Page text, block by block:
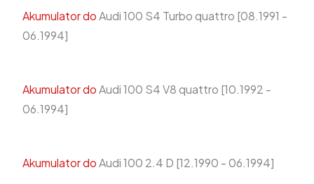
Akumulator doAudi 100 S4 Turbo quattro [08.1991 -
06.1994]
Akumulator doAudi 100 S4 V8 quattro [10.1992 -
06.1994]
Akumulator doAudi 100 2.4 D [12.1990 - 06.1994]